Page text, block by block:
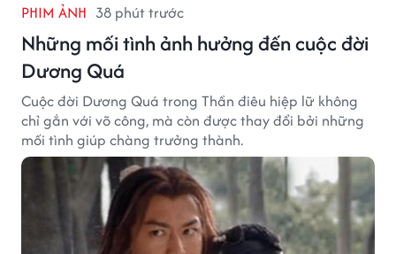
PHIM ẢNH 38 phút trước
Những mối tình ảnh hưởng đến cuộc đời
Dương Quá
Cuộc đời Dương Quá trong Thần điêu hiệp lữ không
chỉ gắn với võ công, mà còn được thay đổi bởi những
mối tình giúp chàng trưởng thành.